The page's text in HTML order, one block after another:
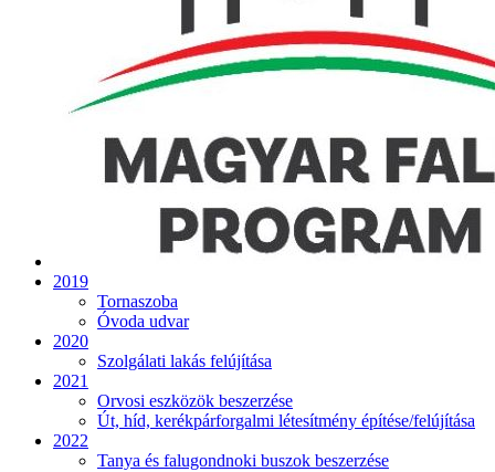
2019
Tornaszoba
Óvoda udvar
2020
Szolgálati lakás felújítása
2021
Orvosi eszközök beszerzése
Út, híd, kerékpárforgalmi létesítmény építése/felújítása
2022
Tanya és falugondnoki buszok beszerzése